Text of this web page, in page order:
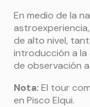
En medio de la
de alto nivel,
introducción a la
de observación
Nota: El tour
en Pisco Elqui.